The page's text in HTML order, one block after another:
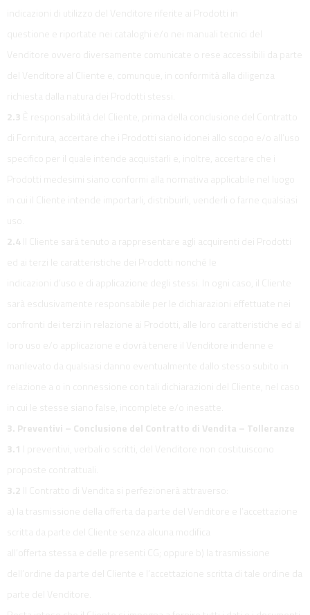
indicazioni di utilizzo del Venditore riferite ai Prodotti in
questione e riportate nei cataloghi e/o nei manuali tecnici del
Venditore ovvero diversamente comunicate o rese accessibili da parte
del Venditore al Cliente e, comunque, in conformità alla diligenza
richiesta dalla natura dei Prodotti stessi.
2.3 È responsabilità del Cliente, prima della conclusione del Contratto
di Fornitura, accertare che i Prodotti siano idonei allo scopo e/o all’uso
specifico per il quale intende acquistarli e, inoltre, accertare che i
Prodotti medesimi siano conformi alla normativa applicabile nel luogo
in cui il Cliente intende importarli, distribuirli, venderli o farne qualsiasi
2.4 Il Cliente sarà tenuto a rappresentare agli acquirenti dei Prodotti
ed ai terzi le caratteristiche dei Prodotti nonché le
indicazioni d’uso e di applicazione degli stessi. In ogni caso, il Cliente
sarà esclusivamente responsabile per le dichiarazioni effettuate nei
confronti dei terzi in relazione ai Prodotti, alle loro caratteristiche ed al
loro uso e/o applicazione e dovrà tenere il Venditore indenne e
manlevato da qualsiasi danno eventualmente dallo stesso subito in
relazione a o in connessione con tali dichiarazioni del Cliente, nel caso
in cui le stesse siano false, incomplete e/o inesatte.
3. Preventivi – Conclusione del Contratto di Vendita – Tolleranze
3.1
I preventivi, verbali o scritti, del Venditore non costituiscono
proposte contrattuali.
3.2 Il Contratto di Vendita si perfezionerà attraverso:
a) la trasmissione della offerta da parte del Venditore e l’accettazione
scritta da parte del Cliente senza alcuna modifica
all’offerta stessa e delle presenti CG; oppure b) la trasmissione
dell’ordine da parte del Cliente e l’accettazione scritta di tale ordine da
parte del Venditore.